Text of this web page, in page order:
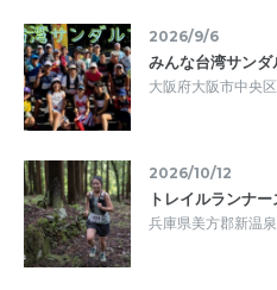
2026/9/6
みんな台湾サン
大阪府大阪市中央区
2026/10/12
トレイルランナ
兵庫県美方郡新温